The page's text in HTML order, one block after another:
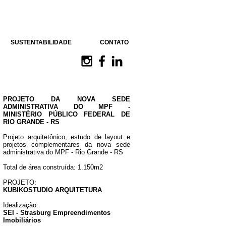
SUSTENTABILIDADE CONTATO
PROJETO DA NOVA SEDE
ADMINISTRATIVA DO MPF -
MINISTÉRIO PÚBLICO FEDERAL DE
RIO GRANDE - RS
Projeto arquitetônico, estudo de layout e
projetos complementares da nova sede
administrativa do MPF - Rio Grande - RS
Total de área construída: 1.150m2
PROJETO:
KUBIKOSTUDIO ARQUITETURA
Idealização:
SEI - Strasburg Empreendimentos
Imobiliários